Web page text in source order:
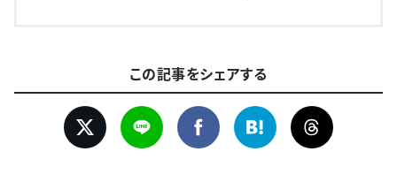
この記事をシェアする